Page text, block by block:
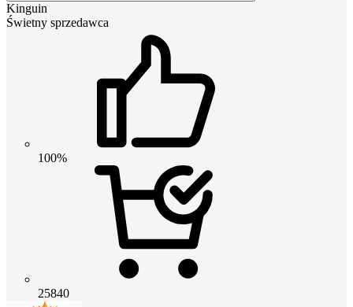
Kinguin
Świetny sprzedawca
100%
25840